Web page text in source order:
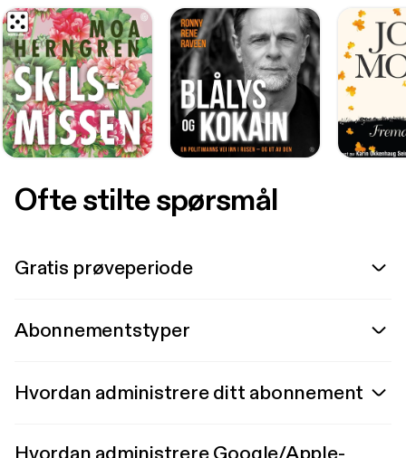
Ofte stilte spørsmål
Gratis prøveperiode
Abonnementstyper
Hvordan administrere ditt abonnement